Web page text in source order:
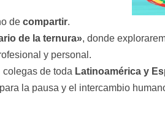
de compartir.
de la ternura», donde
y personal.
de toda Latinoamérica y
la pausa y el intercambio